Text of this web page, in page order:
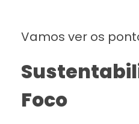
Vamos ver os
Foco